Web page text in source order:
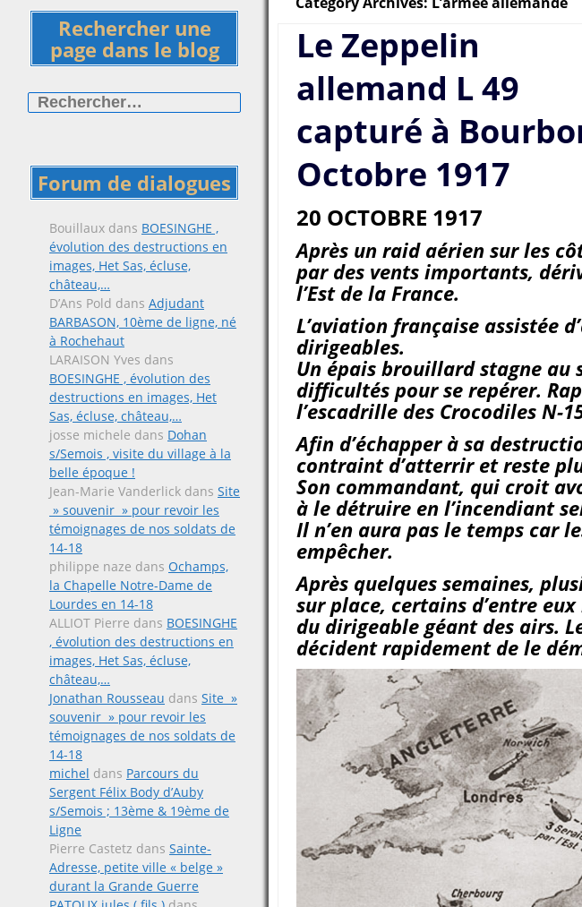
Rechercher une
page dans le blog
Forum de dialogues
Bouillaux dans BOESINGHE ,
évolution des destructions en
images, Het Sas, écluse,
château,…
D’Ans Pold dans Adjudant
BARBASON, 10ème de ligne, né
à Rochehaut
LARAISON Yves dans
BOESINGHE , évolution des
destructions en images, Het
Sas, écluse, château,…
josse michele dans Dohan
s/Semois , visite du village à la
belle époque !
Jean-Marie Vanderlick dans Site
» souvenir » pour revoir les
témoignages de nos soldats de
14-18
philippe naze dans Ochamps,
la Chapelle Notre-Dame de
Lourdes en 14-18
ALLIOT Pierre dans BOESINGHE
, évolution des destructions en
images, Het Sas, écluse,
château,…
Jonathan Rousseau dans Site »
souvenir » pour revoir les
témoignages de nos soldats de
14-18
michel dans Parcours du
Sergent Félix Body d’Auby
s/Semois ; 13ème & 19ème de
Ligne
Pierre Castetz dans Sainte-
Adresse, petite ville « belge »
durant la Grande Guerre
Le Zeppelin
allemand L 49
capturé à
Octobre 1917
20 OCTOBRE 1917
Après un raid aérien sur les
par des vents importants,
l’Est de la France.
L’aviation française assistée
dirigeables.
Un épais brouillard stagne au
difficultés pour se repérer.
l’escadrille des Crocodiles N-
Afin d’échapper à sa
contraint d’atterrir et reste
Son commandant, qui croit
à le détruire en l’incendiant
Il n’en aura pas le temps car
empêcher.
Après quelques semaines,
sur place, certains d’entre
du dirigeable géant des airs.
décident rapidement de le